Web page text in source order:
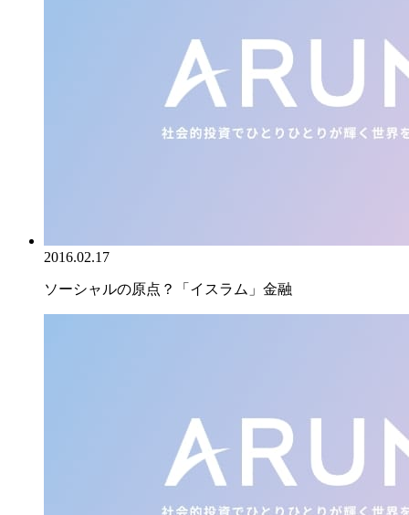
2016.02.17
ソーシャルの原点？「イスラム」金融